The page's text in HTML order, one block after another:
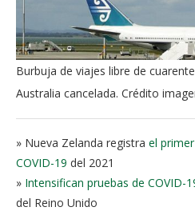
Burbuja de viajes libre de
Australia cancelada. Crédito
» Nueva Zelanda registra el
COVID-19 del 2021
» Intensifican pruebas de COVID-
del Reino Unido